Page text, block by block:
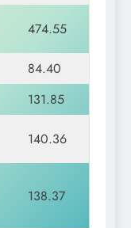
474.55
84.40
131.85
140.36
138.37